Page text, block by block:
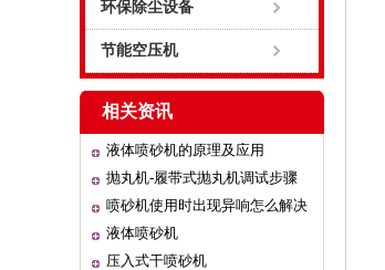
环保除尘设备
节能空压机
相关资讯
液体喷砂机的原理及应用
抛丸机-履带式抛丸机调试步骤
喷砂机使用时出现异响怎么解决
液体喷砂机
压入式干喷砂机